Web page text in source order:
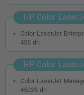
HP Color
Color LaserJet
455 dn
HP Color
Color LaserJet
45028 dn